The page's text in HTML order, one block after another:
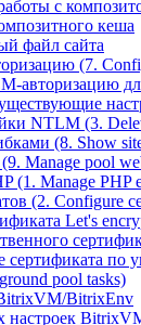
с
кеша
файл сайта
(7.
авторизацию
NTLM (3.
(8. Show
Manage pool
(1. Manage PHP
(2. Configure
Let's
сертификата по
pool tasks)
BitrixEnv
настроек